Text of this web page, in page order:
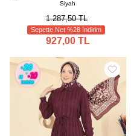
Siyah
1.287,50 TL
Sepette Net %28 İndirim
927,00 TL